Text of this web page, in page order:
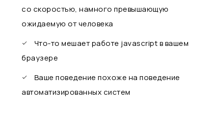
со скоростью, намного превышающую
ожидаемую от человека
Что-то мешает работе javascript в вашем
браузере
Ваше поведение похоже на поведение
автоматизированных систем